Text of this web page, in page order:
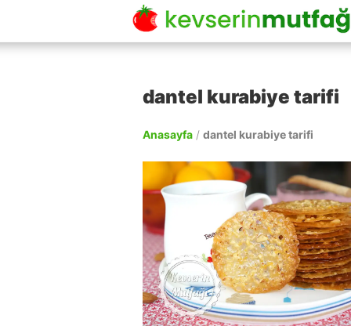
dantel kurabiye tarifi
Anasayfa / dantel kurabiye tarifi